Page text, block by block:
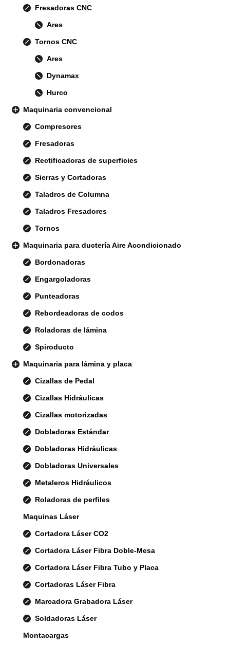
Fresadoras CNC
Ares
Tornos CNC
Ares
Dynamax
Hurco
Maquinaria convencional
Compresores
Fresadoras
Rectificadoras de superficies
Sierras y Cortadoras
Taladros de Columna
Taladros Fresadores
Tornos
Maquinaria para ductería Aire Acondicionado
Bordonadoras
Engargoladoras
Punteadoras
Rebordeadoras de codos
Roladoras de lámina
Spiroducto
Maquinaria para lámina y placa
Cizallas de Pedal
Cizallas Hidráulicas
Cizallas motorizadas
Dobladoras Estándar
Dobladoras Hidráulicas
Dobladoras Universales
Metaleros Hidráulicos
Roladoras de perfiles
Maquinas Láser
Cortadora Láser CO2
Cortadora Láser Fibra Doble-Mesa
Cortadora Láser Fibra Tubo y Placa
Cortadoras Láser Fibra
Marcadora Grabadora Láser
Soldadoras Láser
Montacargas